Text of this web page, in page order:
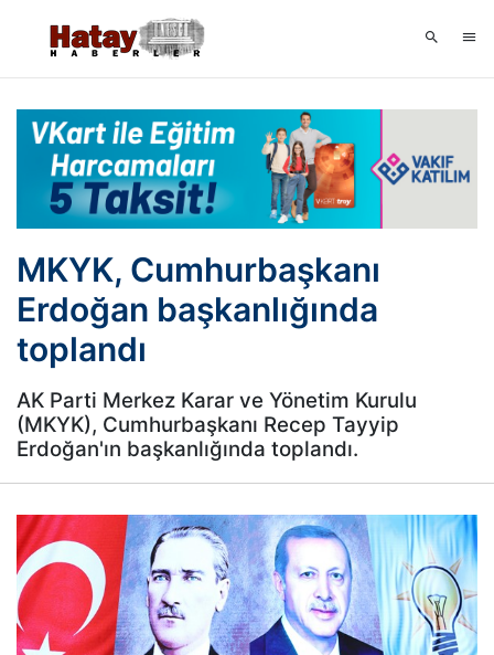
MKYK, Cumhurbaşkanı
Erdoğan başkanlığında
toplandı
AK Parti Merkez Karar ve Yönetim Kurulu
(MKYK), Cumhurbaşkanı Recep Tayyip
Erdoğan'ın başkanlığında toplandı.